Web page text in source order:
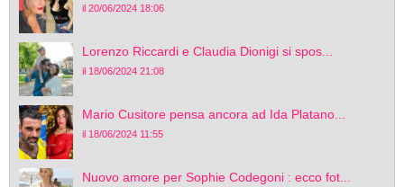
il 20/06/2024 18:06
Lorenzo Riccardi e Claudia Dionigi si spos...
il 18/06/2024 21:08
Mario Cusitore pensa ancora ad Ida Platano...
il 18/06/2024 11:55
Nuovo amore per Sophie Codegoni : ecco fot...